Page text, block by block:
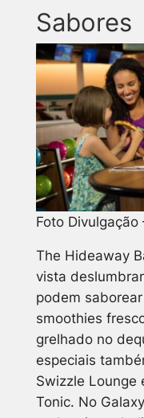
Sabores
Foto
The Hideaway
vista
podem
smoothies
grelhado no
especiais
Swizzle Lounge
Tonic. No